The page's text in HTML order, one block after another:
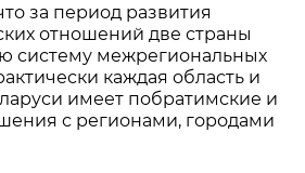
за период развития
отношений две страны
систему межрегиональных
каждая область и
имеет побратимские и
с регионами, городами